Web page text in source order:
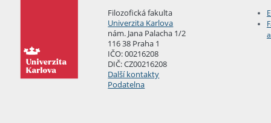
Filozofická fakulta
Univerzita Karlova
nám. Jana Palacha 1/2
116 38 Praha 1
IČO: 00216208
DIČ: CZ00216208
Další kontakty
Podatelna